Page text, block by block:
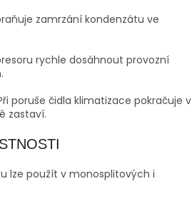
zamrzání kondenzátu ve
rychle dosáhnout provozní
poruše čidla klimatizace pokračuje v
zastaví.
lze použít v monosplitových i